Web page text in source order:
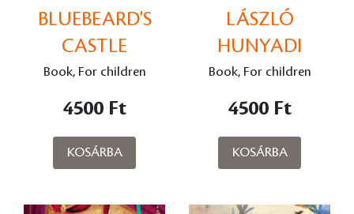
BLUEBEARD'S
CASTLE
Book, For children
4500 Ft
KOSÁRBA
LÁSZLÓ
HUNYADI
Book, For children
4500 Ft
KOSÁRBA